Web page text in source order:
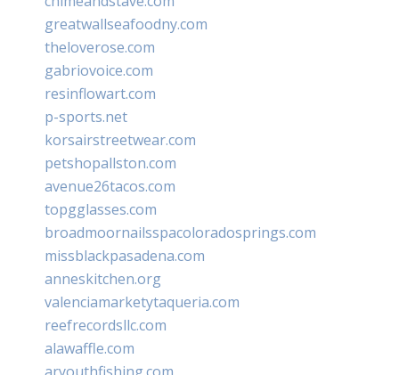
greatwallseafoodny.com
theloverose.com
gabriovoice.com
resinflowart.com
p-sports.net
korsairstreetwear.com
petshopallston.com
avenue26tacos.com
topgglasses.com
broadmoornailsspacoloradosprings.com
missblackpasadena.com
anneskitchen.org
valenciamarketytaqueria.com
reefrecordsllc.com
alawaffle.com